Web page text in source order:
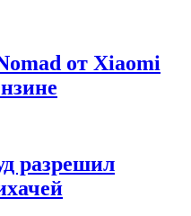
от Xiaomi
разрешил